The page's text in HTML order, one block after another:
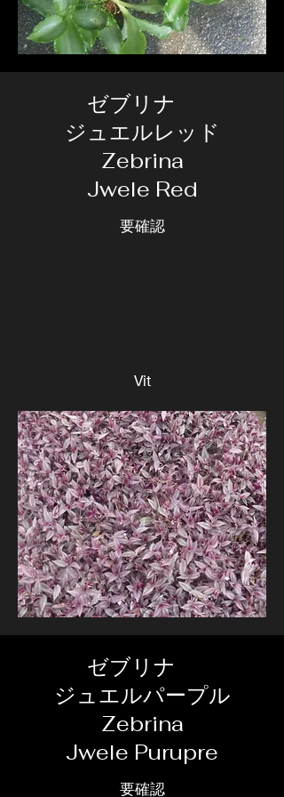
ゼブリナ
ジュエルレッド
Zebrina
Jwele Red
要確認
Vit
ゼブリナ
ジュエルパープル
Zebrina
Jwele Purupre
要確認